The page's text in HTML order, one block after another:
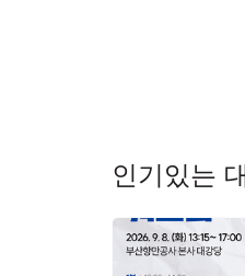
인기있는